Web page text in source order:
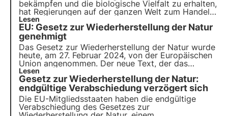
bekämpfen und die biologische Vielfalt zu erhalten,
hat Regierungen auf der ganzen Welt zum Handeln
veranlasst. Heute stimmt die EU über das Gesetz
"Nature Restoration Law" ab, das auf die
Wiederherstellung unserer natürlichen Ökosysteme
abzielt.
Lesen
EU: Gesetz zur Wiederherstellung der Natur
genehmigt
Das Gesetz zur Wiederherstellung der Natur wurde
heute, am 27. Februar 2024, von der Europäischen
Union angenommen. Der neue Text, der das
Ergebnis eines langen Verhandlungsprozesses
zwischen den europäischen Institutionen ist, fand
breite Zustimmung. In diesem Artikel erfahren Sie
alle Einzelheiten und die nächsten Schritte.
Lesen
Gesetz zur Wiederherstellung der Natur:
endgültige Verabschiedung verzögert sich
Die EU-Mitgliedsstaaten haben die endgültige
Verabschiedung des Gesetzes zur